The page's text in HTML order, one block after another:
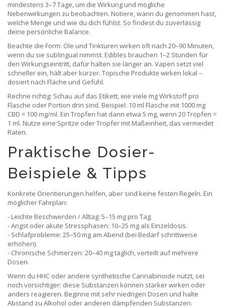
mindestens 3–7 Tage, um die Wirkung und mögliche
Nebenwirkungen zu beobachten. Notiere, wann du genommen hast,
welche Menge und wie du dich fühlst. So findest du zuverlässig
deine persönliche Balance.
Beachte die Form: Öle und Tinkturen wirken oft nach 20–90 Minuten,
wenn du sie sublingual nimmst. Edibles brauchen 1–2 Stunden für
den Wirkungseintritt, dafür halten sie länger an. Vapen setzt viel
schneller ein, hält aber kürzer. Topische Produkte wirken lokal –
dosiert nach Fläche und Gefühl.
Rechne richtig: Schau auf das Etikett, wie viele mg Wirkstoff pro
Flasche oder Portion drin sind. Beispiel: 10 ml Flasche mit 1000 mg
CBD = 100 mg/ml. Ein Tropfen hat dann etwa 5 mg, wenn 20 Tropfen =
1 ml. Nutze eine Spritze oder Tropfer mit Maßeinheit, das vermeidet
Raten.
Praktische Dosier-
Beispiele & Tipps
Konkrete Orientierungen helfen, aber sind keine festen Regeln. Ein
möglicher Fahrplan:
- Leichte Beschwerden / Alltag: 5–15 mg pro Tag.
- Angst oder akute Stressphasen: 10–25 mg als Einzeldosis.
- Schlafprobleme: 25–50 mg am Abend (bei Bedarf schrittweise
erhöhen).
- Chronische Schmerzen: 20–40 mg täglich, verteilt auf mehrere
Dosen.
Wenn du HHC oder andere synthetische Cannabinoide nutzt, sei
noch vorsichtiger: diese Substanzen können stärker wirken oder
anders reagieren. Beginne mit sehr niedrigen Dosen und halte
Abstand zu Alkohol oder anderen dämpfenden Substanzen.